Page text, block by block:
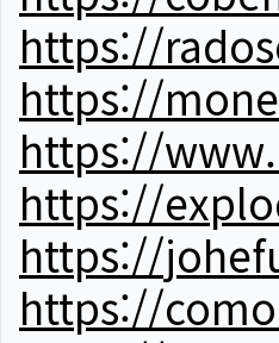
https://
https://
https://
https://
https://
https://